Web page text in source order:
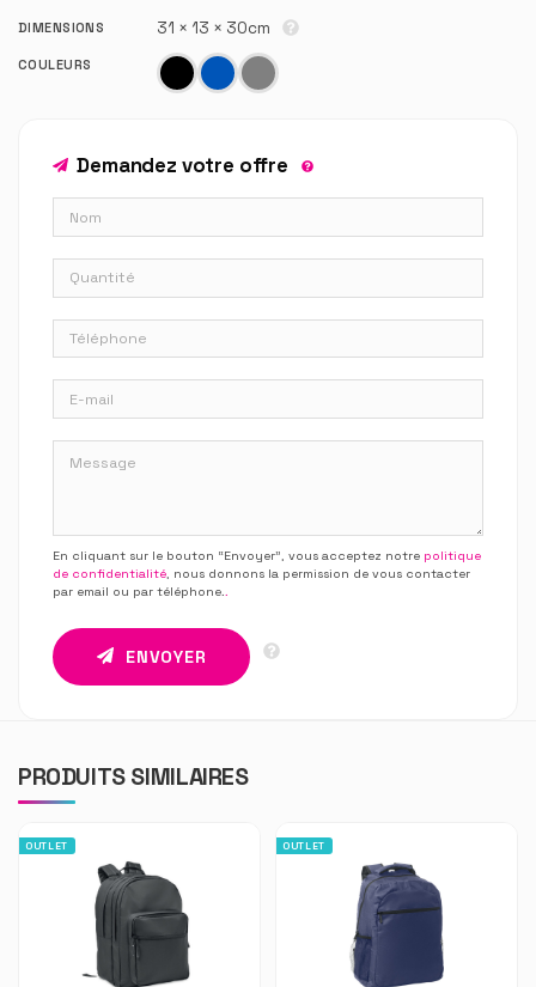
DIMENSIONS 31 × 13 × 30cm
COULEURS
Demandez votre offre
En cliquant sur le bouton “Envoyer”, vous acceptez notre politique
de confidentialité, nous donnons la permission de vous contacter
par email ou par téléphone..
ENVOYER
PRODUITS SIMILAIRES
OUTLET OUTLET